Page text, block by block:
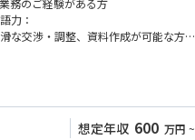
務のご経験がある方
力：
な交渉・調整、資料作成が可能な方
ミュニケーションができる方
との英語を使用した業務経験がある方
想定年収 600 万円 ~